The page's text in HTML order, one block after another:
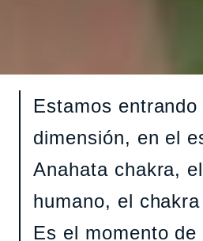
Estamos
dimensión, en el
Anahata chakra,
humano, el
Es el momento